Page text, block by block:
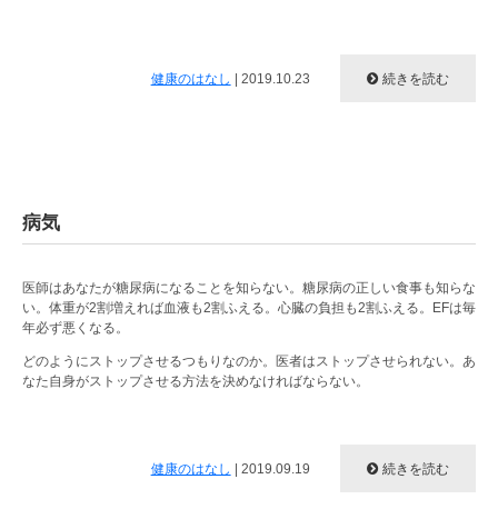
健康のはなし 2019.10.23 続きを読む
病気
医師はあなたが糖尿病になることを知らない。糖尿病の正しい食事も知らな
い。体重が2割増えれば血液も2割ふえる。心臓の負担も2割ふえる。EFは毎
年必ず悪くなる。
どのようにストップさせるつもりなのか。医者はストップさせられない。あ
なた自身がストップさせる方法を決めなければならない。
健康のはなし 2019.09.19 続きを読む